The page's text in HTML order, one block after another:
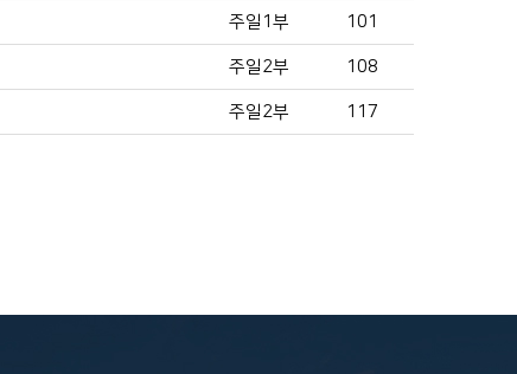
주일1부 101
주일2부 108
주일2부 117